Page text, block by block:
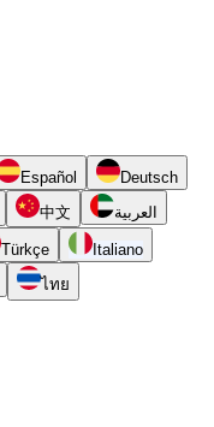
Español
Deutsch
中文 العربية
Türkçe
Italiano
ไทย